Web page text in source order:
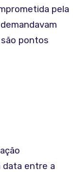
pela
pontos
data entre a